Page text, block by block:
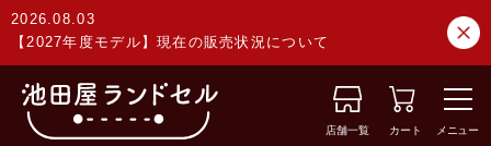
2026.08.03
【2027年度モデル】現在の販売状況について
店舗一覧 カート メニュー